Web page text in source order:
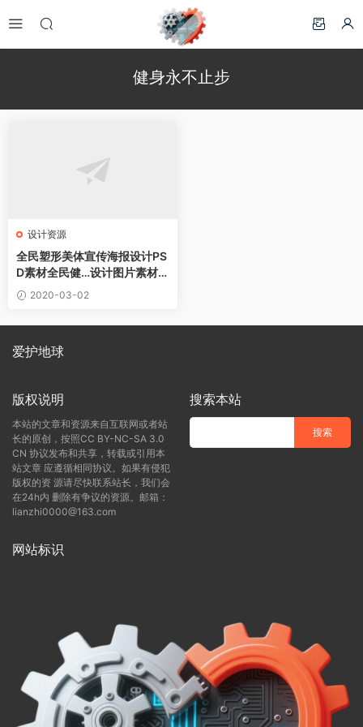
健身永不止步
设计资源
全民塑形美体宣传海报设计PS
D素材全民健…设计图片素材下
载 2020-03-02
爱护地球
版权说明
本站的文章和资源来自互联网或者站
长的原创，按照CC BY-NC-SA 3.0
CN 协议发布和共享，转载或引用本
站文章 应遵循相同协议。如果有侵犯
版权的资 源请尽快联系站长，我们会
在24h内 删除有争议的资源。邮箱：
lianzhi0000@163.com
搜索本站
网站标识